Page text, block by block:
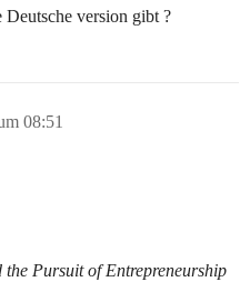
version gibt ?
08:51
Pursuit of Entrepreneurship